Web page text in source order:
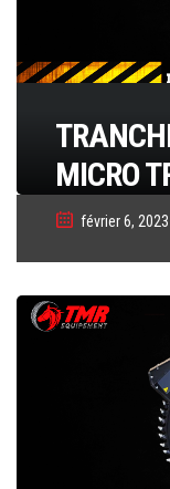
MICRO
février 6, 2023